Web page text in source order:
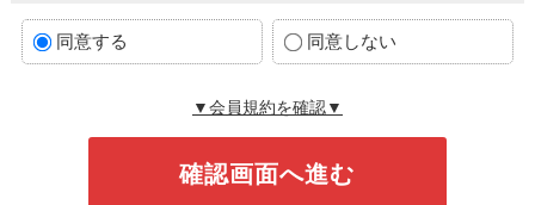
同意する 同意しない
▼会員規約を確認▼